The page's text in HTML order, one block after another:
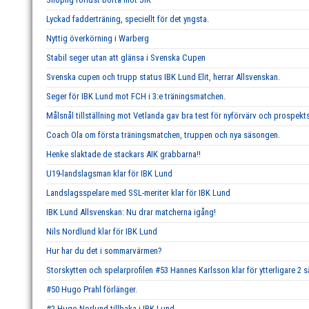
Lyckad fadderträning, speciellt för det yngsta.
Nyttig överkörning i Warberg
Stabil seger utan att glänsa i Svenska Cupen
Svenska cupen och trupp status IBK Lund Elit, herrar Allsvenskan.
Seger för IBK Lund mot FCH i 3:e träningsmatchen.
Målsnål tillställning mot Vetlanda gav bra test för nyförvärv och
Coach Ola om första träningsmatchen, truppen och nya säsongen.
Henke slaktade de stackars AIK grabbarna!!
U19-landslagsman klar för IBK Lund
Landslagsspelare med SSL-meriter klar för IBK Lund
IBK Lund Allsvenskan: Nu drar matcherna igång!
Nils Nordlund klar för IBK Lund
Hur har du det i sommarvärmen?
Storskytten och spelarprofilen #53 Hannes Karlsson klar för ytterligare 2
#50 Hugo Prahl förlänger.